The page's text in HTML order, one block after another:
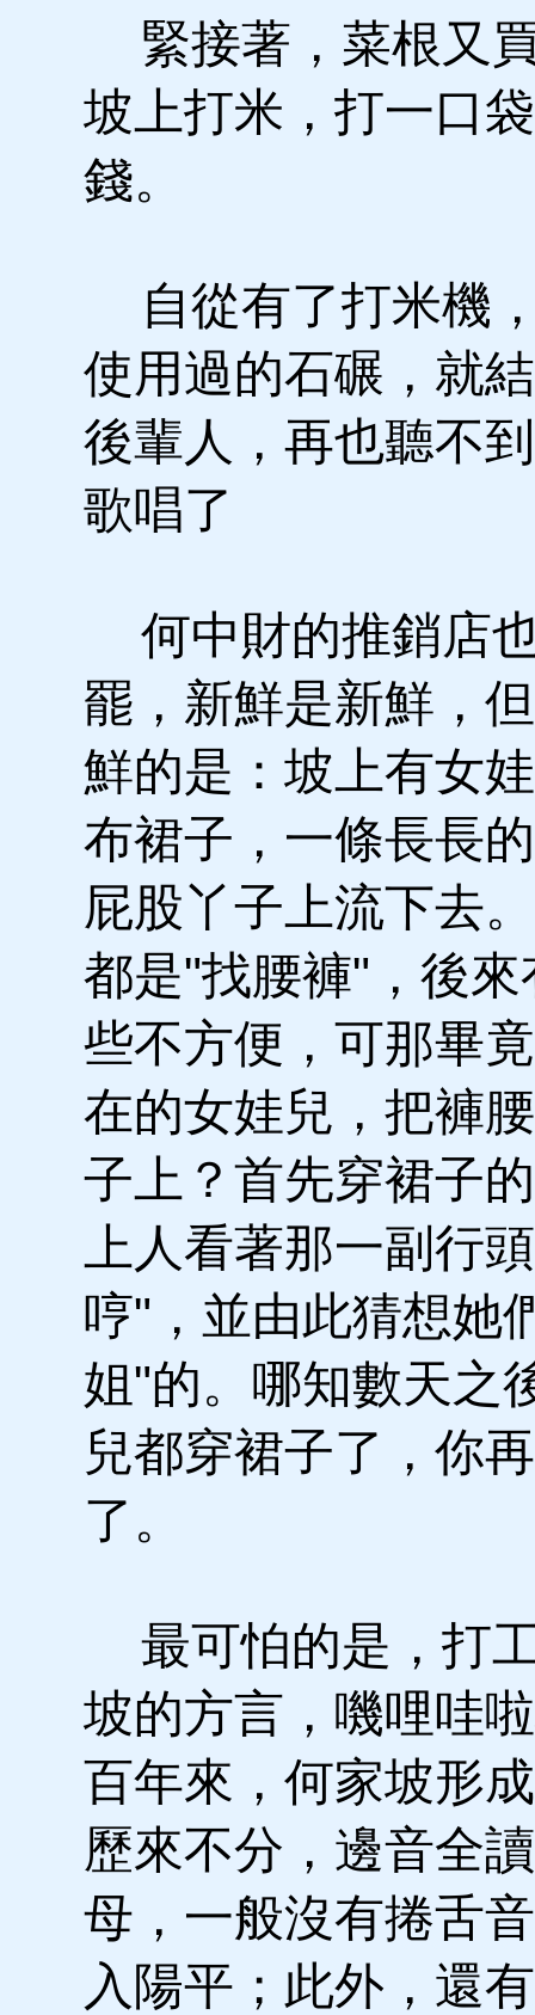
緊接著，菜根又
坡上打米，打一口
錢。
自從有了打米機
使用過的石碾，就
後輩人，再也聽不
歌唱了
何中財的推銷店
罷，新鮮是新鮮，
鮮的是：坡上有女
布裙子，一條長長
屁股丫子上流下去
都是"找腰褲"，後
些不方便，可那畢
在的女娃兒，把褲
子上？首先穿裙子
上人看著那一副行
哼"，並由此猜想她
姐"的。哪知數天之
兒都穿裙子了，你
了。
最可怕的是，打
坡的方言，嘰哩哇
百年來，何家坡形
歷來不分，邊音全
母，一般沒有捲舌
入陽平；此外，還